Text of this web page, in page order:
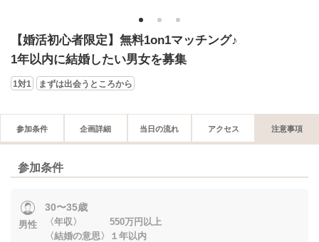
1 2 3
【婚活初心者限定】無料1on1マッチング♪
1年以内に結婚したい男女を募集
1対1 まずは出会うところから
参加条件 企画詳細 当日の流れ アクセス 注意事項
参加条件
男性
30〜35歳
〈年収〉 550万円以上
〈結婚の意思〉１年以内